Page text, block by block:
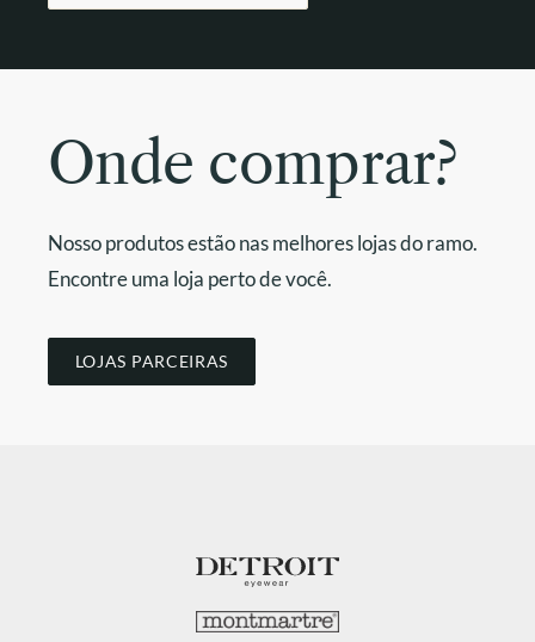
Onde comprar?
Nosso produtos estão nas melhores lojas do ramo.
Encontre uma loja perto de você.
LOJAS PARCEIRAS